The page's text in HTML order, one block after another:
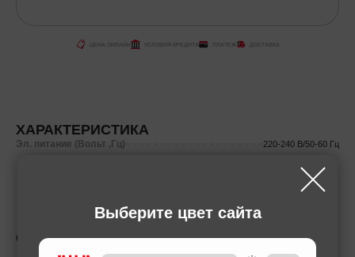
Выберите цвет сайта
ЦЕНА ОНЛАЙН УСЛОВИЯ КРЕДИТА ПЛАТЕЖ ДОСТАВКА
ХАРАКТЕРИСТИКА
Эл. питание (Вольт ,Гц) 220-240 В/50-60 Гц
СОПУТСТВУЮЩИЕ ТОВАРЫ